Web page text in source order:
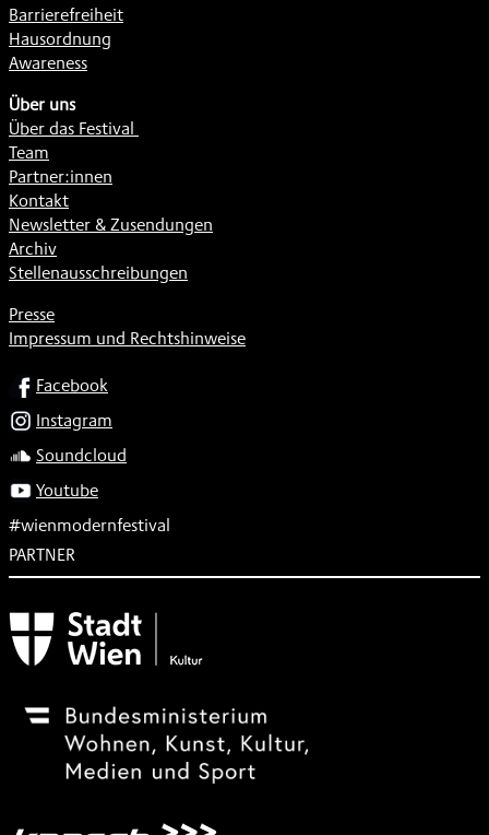
Barrierefreiheit
Hausordnung
Awareness
Über uns
Über das Festival
Team
Partner:innen
Kontakt
Newsletter & Zusendungen
Archiv
Stellenausschreibungen
Presse
Impressum und Rechtshinweise
SOCIALFacebook
Instagram
Soundcloud
Youtube
#wienmodernfestival
PARTNER
Subventionsgeber